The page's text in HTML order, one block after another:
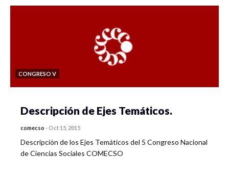
CONGRESO V
Descripción de Ejes Temáticos.
comecso -Oct 15, 2015
Descripción de los Ejes Temáticos del 5 Congreso Nacional
de Ciencias Sociales COMECSO